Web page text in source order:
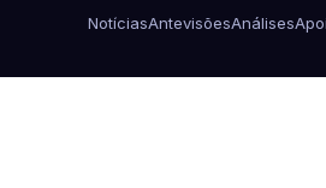
NotíciasAntevisõesAnálises